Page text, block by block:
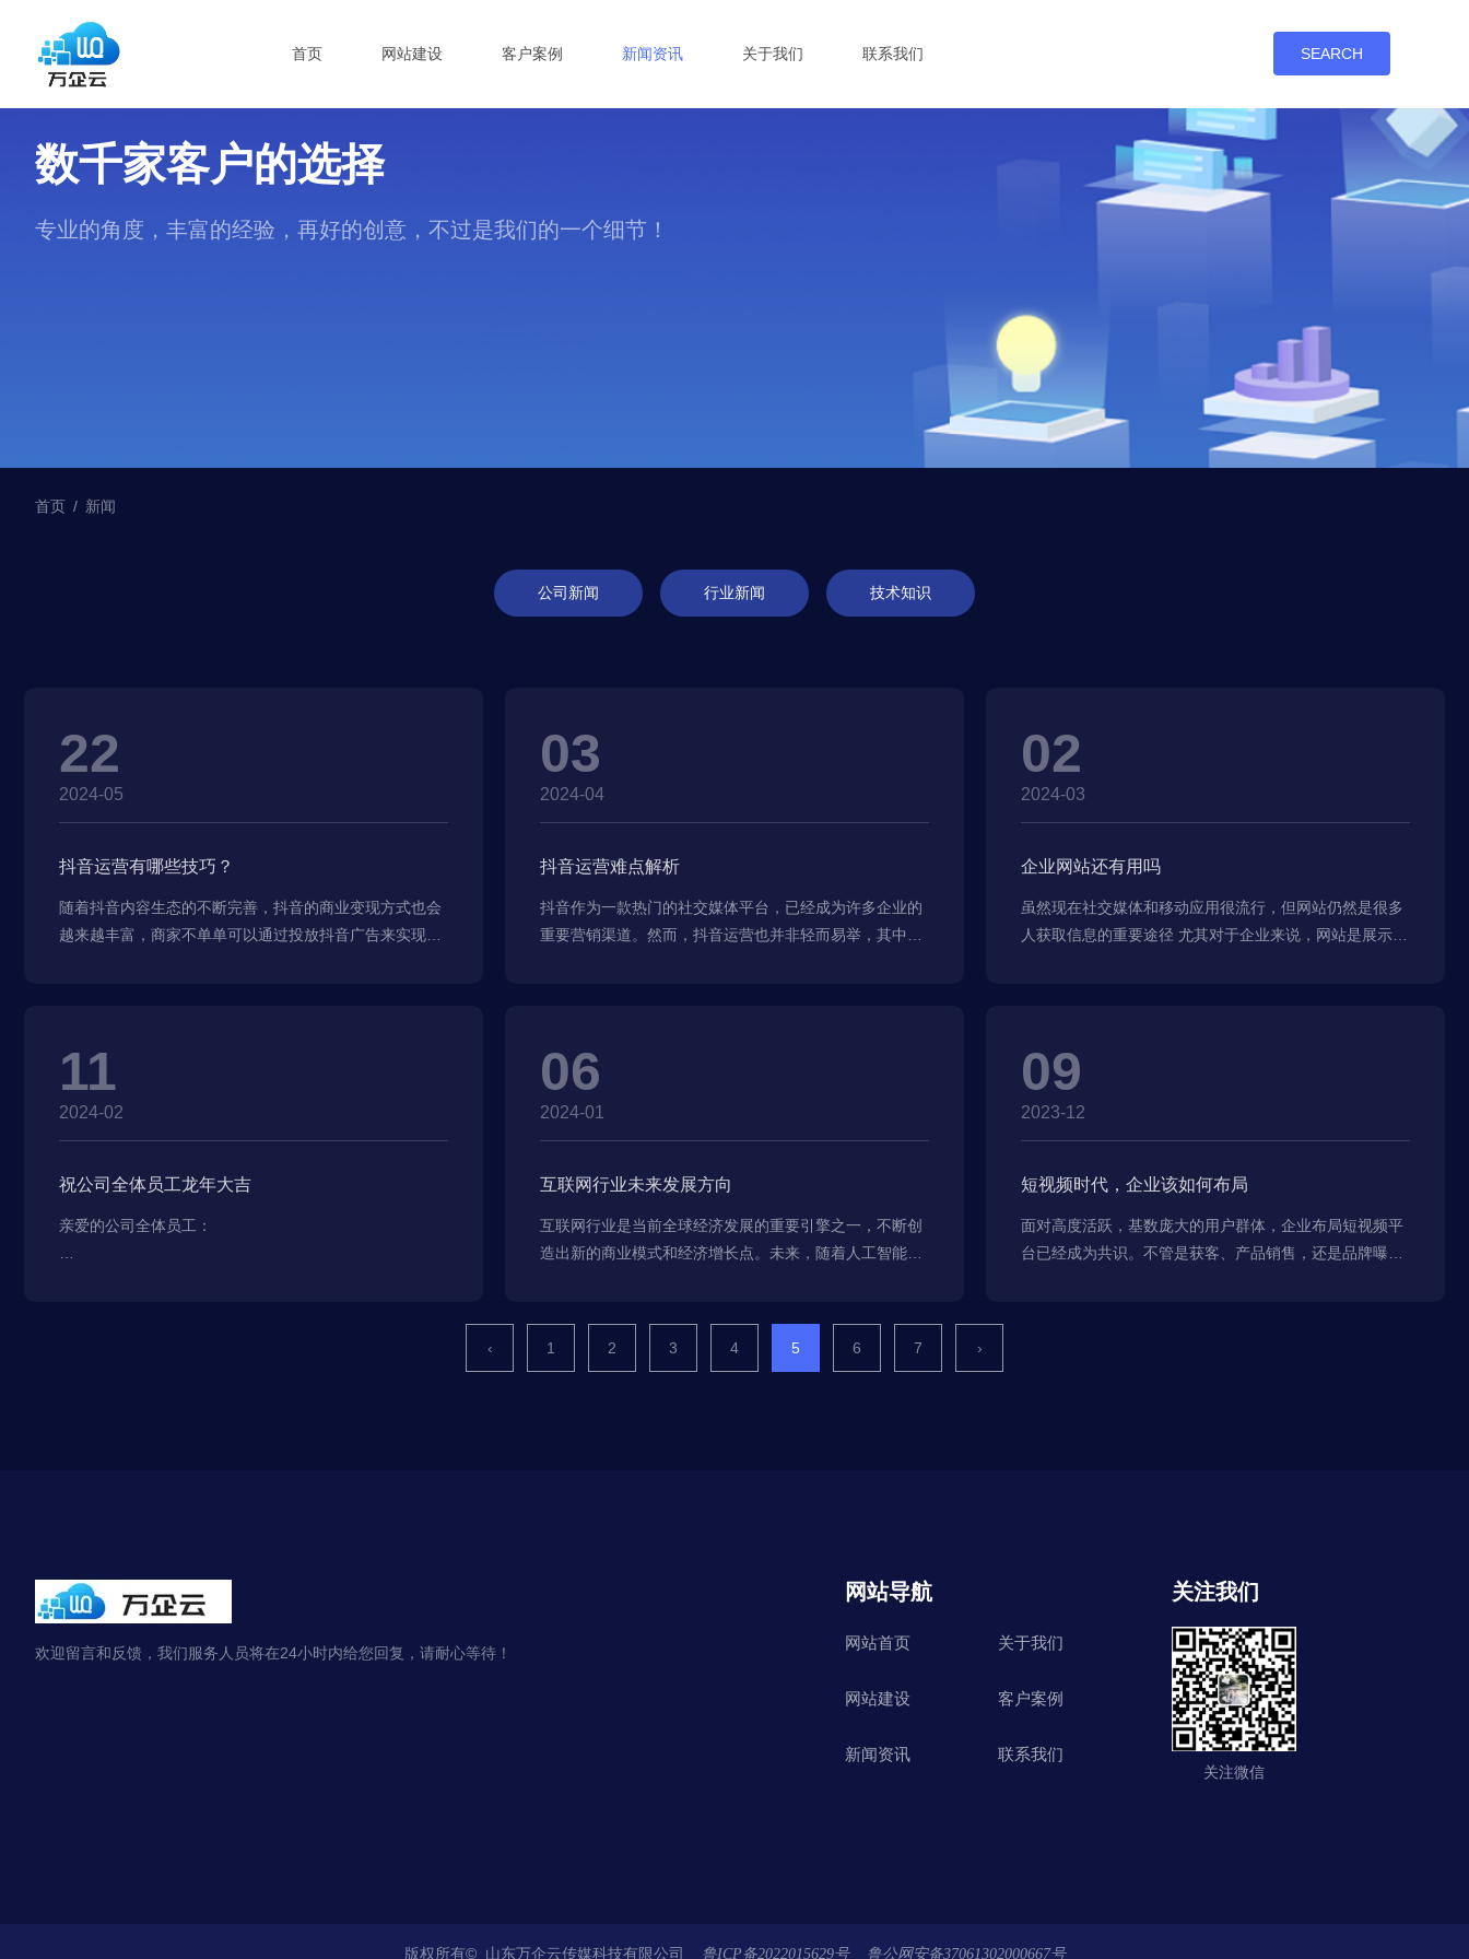
首页 网站建设 客户案例 新闻资讯 关于我们 联系我们 SEARCH
数千家客户的选择
专业的角度，丰富的经验，再好的创意，不过是我们的一个细节！
首页 / 新闻
公司新闻 行业新闻 技术知识
22
2024-05
抖音运营有哪些技巧？
随着抖音内容生态的不断完善，抖音的商业变现方式也会
越来越丰富，商家不单单可以通过投放抖音广告来实现良
03
2024-04
抖音运营难点解析
抖音作为一款热门的社交媒体平台，已经成为许多企业的
重要营销渠道。然而，抖音运营也并非轻而易举，其中存
02
2024-03
企业网站还有用吗
虽然现在社交媒体和移动应用很流行，但网站仍然是很多
人获取信息的重要途径 尤其对于企业来说，网站是展示实
11
2024-02
祝公司全体员工龙年大吉
亲爱的公司全体员工：
06
2024-01
互联网行业未来发展方向
互联网行业是当前全球经济发展的重要引擎之一，不断创
造出新的商业模式和经济增长点。未来，随着人工智能、
09
2023-12
短视频时代，企业该如何布局
面对高度活跃，基数庞大的用户群体，企业布局短视频平
台已经成为共识。不管是获客、产品销售，还是品牌曝
‹ 1 2 3 4 5 6 7 ›
欢迎留言和反馈，我们服务人员将在24小时内给您回复，请耐心等待！
网站导航
网站首页 关于我们
网站建设 客户案例
新闻资讯 联系我们
关注我们
关注微信
版权所有© 山东万企云传媒科技有限公司 鲁ICP备2022015629号 鲁公网安备37061302000667号